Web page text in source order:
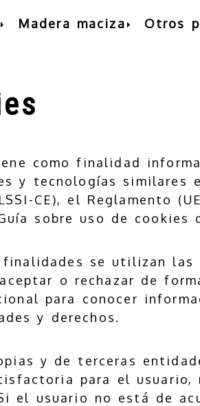
Madera maciza Otros
como finalidad
y tecnologías similares
CE), el Reglamento
sobre uso de cookies
se utilizan las
o rechazar de
para conocer
y derechos.
y de terceras
para el
el usuario no está de